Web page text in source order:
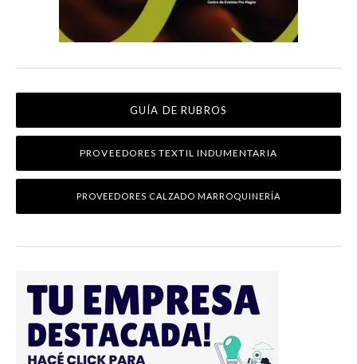
GUÍA DE RUBROS
PROVEEDORES TEXTIL INDUMENTARIA
PROVEEDORES CALZADO MARROQUINERÍA